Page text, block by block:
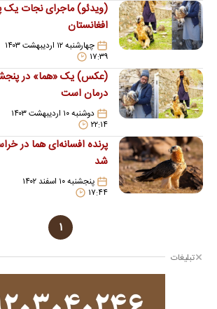
(ویدئو) ماجرای نجات یک
افغانستان
چهارشنبه ۱۲ اردیبهشت ۱۴۰۳
۱۷:۳۹
(عکس) یک «هما» در
درمان است
دوشنبه ۱۰ اردیبهشت ۱۴۰۳
۲۲:۱۴
پرنده افسانه‌ای هما در
شد
پنجشنبه ۱۰ اسفند ۱۴۰۲
۱۷:۴۴
۱
تبلیغات